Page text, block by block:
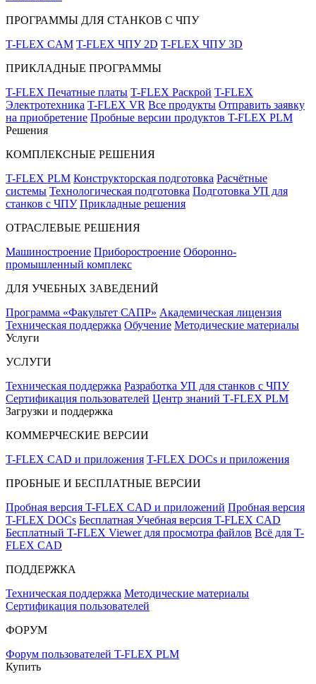
ПРОГРАММЫ ДЛЯ СТАНКОВ С ЧПУ
T-FLEX CAM T-FLEX ЧПУ 2D T-FLEX ЧПУ 3D
ПРИКЛАДНЫЕ ПРОГРАММЫ
T-FLEX Печатные платы T-FLEX Раскрой T-FLEX
Электротехника T-FLEX VR Все продукты Отправить заявку
на приобретение Пробные версии продуктов T-FLEX PLM
Решения
КОМПЛЕКСНЫЕ РЕШЕНИЯ
T-FLEX PLM Конструкторская подготовка Расчётные
системы Технологическая подготовка Подготовка УП для
станков с ЧПУ Прикладные решения
ОТРАСЛЕВЫЕ РЕШЕНИЯ
Машиностроение Приборостроение Оборонно-
промышленный комплекс
ДЛЯ УЧЕБНЫХ ЗАВЕДЕНИЙ
Программа «Факультет САПР» Академическая лицензия
Техническая поддержка Обучение Методические материалы
Услуги
УСЛУГИ
Техническая поддержка Разработка УП для станков с ЧПУ
Сертификация пользователей Центр знаний T‑FLEX PLM
Загрузки и поддержка
КОММЕРЧЕСКИЕ ВЕРСИИ
T-FLEX CAD и приложения T-FLEX DOCs и приложения
ПРОБНЫЕ И БЕСПЛАТНЫЕ ВЕРСИИ
Пробная версия T-FLEX CAD и приложений Пробная версия
T-FLEX DOCs Бесплатная Учебная версия T-FLEX CAD
Бесплатный T-FLEX Viewer для просмотра файлов Всё для T-
FLEX CAD
ПОДДЕРЖКА
Техническая поддержка Методические материалы
Сертификация пользователей
ФОРУМ
Форум пользователей T-FLEX PLM
Купить